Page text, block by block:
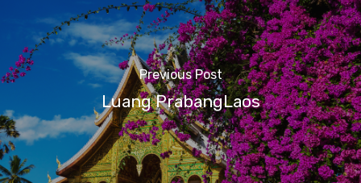
Previous Post
Luang PrabangLaos